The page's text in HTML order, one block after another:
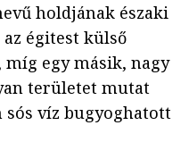
holdjának északi
égitest külső
egy másik, nagy
területet mutat
víz bugyoghatott